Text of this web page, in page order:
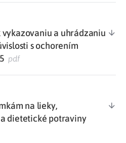
a uhrádzaniu
s ochorením
pdf
na lieky,
dietetické potraviny